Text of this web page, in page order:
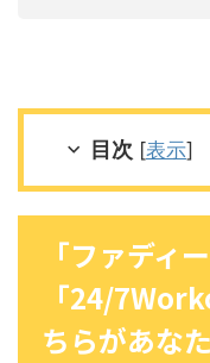
目次 [表示]
「ファディ
「24/
ちらがあな